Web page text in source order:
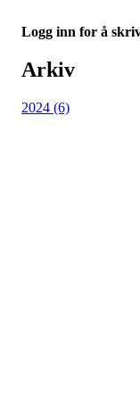
Logg inn for å
Arkiv
2024 (6)